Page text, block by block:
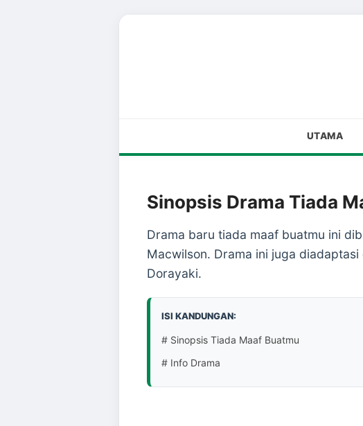
UTAMA
Sinopsis Drama Tiada
Drama baru tiada maaf buatmu ini
Macwilson. Drama ini juga
Dorayaki.
ISI KANDUNGAN:
# Sinopsis Tiada Maaf Buatmu
# Info Drama